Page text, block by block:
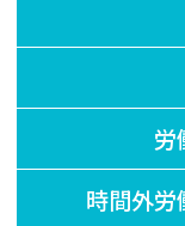
労
時間外労